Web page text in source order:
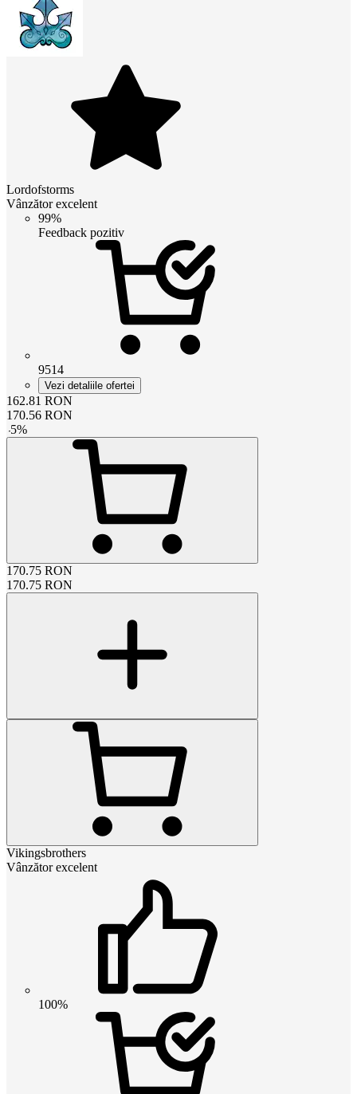
Lordofstorms
Vânzător excelent
99%
Feedback pozitiv
9514
Vezi detaliile ofertei
162.81 RON
170.56 RON
-5%
170.75 RON
170.75 RON
Vikingsbrothers
Vânzător excelent
100%